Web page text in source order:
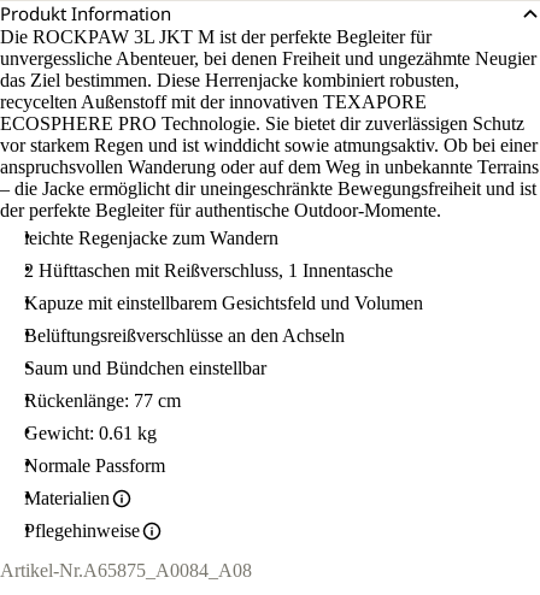
Produkt Information
Die ROCKPAW 3L JKT M ist der perfekte Begleiter für
unvergessliche Abenteuer, bei denen Freiheit und ungezähmte Neugier
das Ziel bestimmen. Diese Herrenjacke kombiniert robusten,
recycelten Außenstoff mit der innovativen TEXAPORE
ECOSPHERE PRO Technologie. Sie bietet dir zuverlässigen Schutz
vor starkem Regen und ist winddicht sowie atmungsaktiv. Ob bei einer
anspruchsvollen Wanderung oder auf dem Weg in unbekannte Terrains
– die Jacke ermöglicht dir uneingeschränkte Bewegungsfreiheit und ist
der perfekte Begleiter für authentische Outdoor-Momente.
leichte Regenjacke zum Wandern
2 Hüfttaschen mit Reißverschluss, 1 Innentasche
Kapuze mit einstellbarem Gesichtsfeld und Volumen
Belüftungsreißverschlüsse an den Achseln
Saum und Bündchen einstellbar
Rückenlänge: 77 cm
Gewicht: 0.61 kg
Normale Passform
Materialien
Pflegehinweise
Artikel-Nr.A65875_A0084_A08